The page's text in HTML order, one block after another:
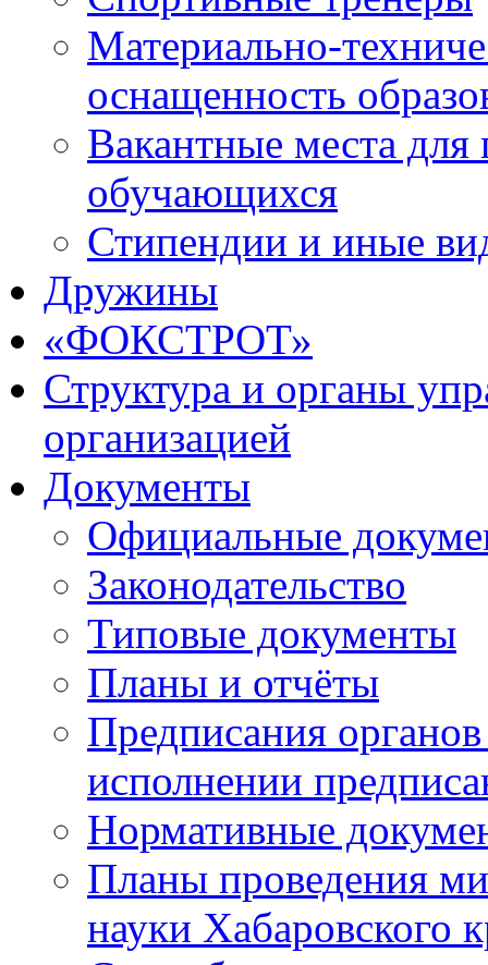
Материально-
оснащенность
Вакантные места для
обучающихся
Стипендии и иные
Дружины
«ФОКСТРОТ»
Структура и органы
организацией
Документы
Официальные
Законодательство
Типовые документы
Планы и отчёты
Предписания
исполнении
Нормативные
Планы проведения
науки Хабаровского